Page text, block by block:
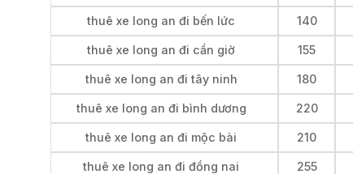
thuê xe long an đi bến lức 140
thuê xe long an đi cần giờ 155
thuê xe long an đi tây ninh 180
thuê xe long an đi bình dương 220
thuê xe long an đi mộc bài 210
thuê xe long an đi đồng nai 255